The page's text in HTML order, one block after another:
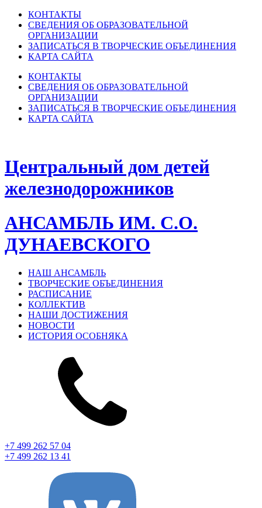
КОНТАКТЫ
СВЕДЕНИЯ ОБ ОБРАЗОВАТЕЛЬНОЙ
ОРГАНИЗАЦИИ
ЗАПИСАТЬСЯ В ТВОРЧЕСКИЕ ОБЪЕДИНЕНИЯ
КАРТА САЙТА
КОНТАКТЫ
СВЕДЕНИЯ ОБ ОБРАЗОВАТЕЛЬНОЙ
ОРГАНИЗАЦИИ
ЗАПИСАТЬСЯ В ТВОРЧЕСКИЕ ОБЪЕДИНЕНИЯ
КАРТА САЙТА
Центральный дом детей
железнодорожников
АНСАМБЛЬ ИМ. С.О.
ДУНАЕВСКОГО
НАШ АНСАМБЛЬ
ТВОРЧЕСКИЕ ОБЪЕДИНЕНИЯ
РАСПИСАНИЕ
КОЛЛЕКТИВ
НАШИ ДОСТИЖЕНИЯ
НОВОСТИ
ИСТОРИЯ ОСОБНЯКА
+7 499 262 57 04
+7 499 262 13 41